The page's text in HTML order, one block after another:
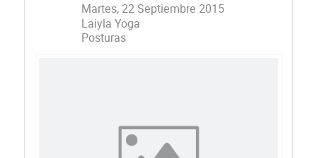
Martes, 22 Septiembre 2015
Laiyla Yoga
Posturas